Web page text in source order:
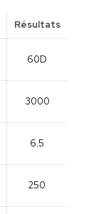
Résultats
60D
3000
6.5
250